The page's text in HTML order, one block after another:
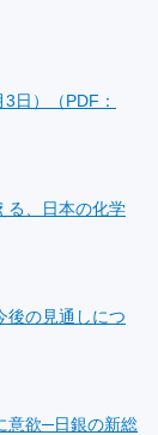
日）（PDF：
る、日本の化学
後の見通しにつ
意欲─日銀の新総